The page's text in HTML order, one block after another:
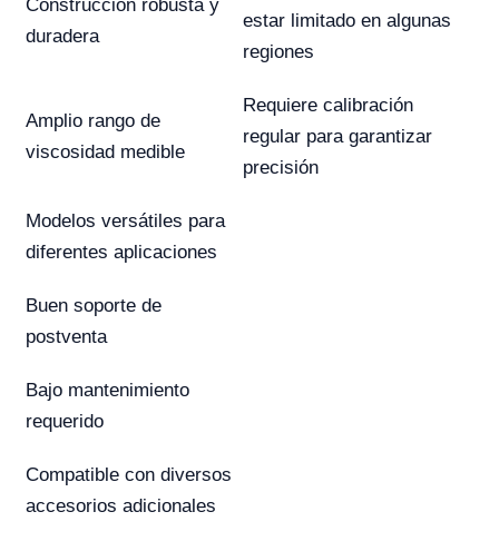
Construcción robusta y
duradera
estar limitado en algunas
regiones
Amplio rango de
viscosidad medible
Requiere calibración
regular para garantizar
precisión
Modelos versátiles para
diferentes aplicaciones
Buen soporte de
postventa
Bajo mantenimiento
requerido
Compatible con diversos
accesorios adicionales